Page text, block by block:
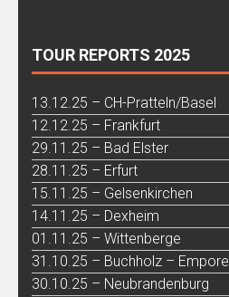
TOUR REPORTS 2025
13.12.25 – CH-Pratteln/Basel
12.12.25 – Frankfurt
29.11.25 – Bad Elster
28.11.25 – Erfurt
15.11.25 – Gelsenkirchen
14.11.25 – Dexheim
01.11.25 – Wittenberge
31.10.25 – Buchholz – Empore
30.10.25 – Neubrandenburg